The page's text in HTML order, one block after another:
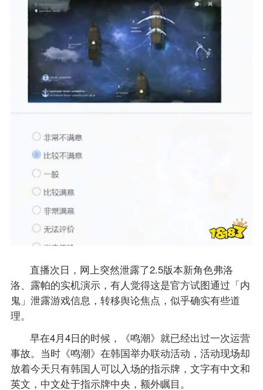
直播次日，网上突然泄露了2.5版本新角色弗洛
洛、露帕的实机演示，有人觉得这是官方试图通过「内
鬼」泄露游戏信息，转移舆论焦点，似乎确实有些道
理。
早在4月4日的时候，《鸣潮》就已经出过一次运营
事故。当时《鸣潮》在韩国举办联动活动，活动现场却
放着今天只有韩国人可以入场的指示牌，文字有中文和
英文，中文处于指示牌中央，额外瞩目。